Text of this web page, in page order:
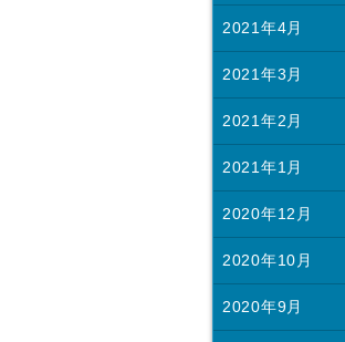
2021年4月
2021年3月
2021年2月
2021年1月
2020年12月
2020年10月
2020年9月